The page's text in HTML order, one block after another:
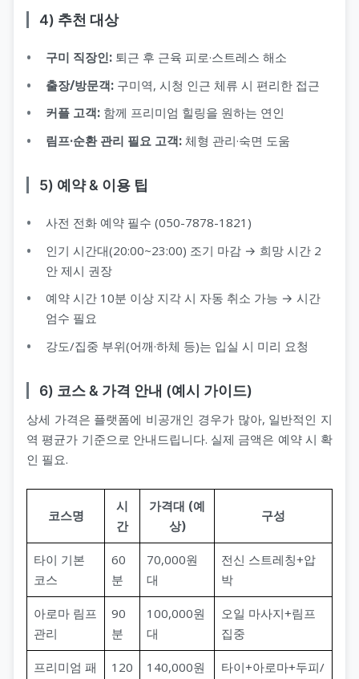
4) 추천 대상
구미 직장인: 퇴근 후 근육 피로·스트레스 해소
출장/방문객: 구미역, 시청 인근 체류 시 편리한 접근
커플 고객: 함께 프리미엄 힐링을 원하는 연인
림프·순환 관리 필요 고객: 체형 관리·숙면 도움
5) 예약 & 이용 팁
사전 전화 예약 필수 (050-7878-1821)
인기 시간대(20:00~23:00) 조기 마감 → 희망 시간 2
안 제시 권장
예약 시간 10분 이상 지각 시 자동 취소 가능 → 시간
엄수 필요
강도/집중 부위(어깨·하체 등)는 입실 시 미리 요청
6) 코스 & 가격 안내 (예시 가이드)
상세 가격은 플랫폼에 비공개인 경우가 많아, 일반적인 지
역 평균가 기준으로 안내드립니다. 실제 금액은 예약 시 확
인 필요.
코스명
시
간
가격대 (예
상)
구성
타이 기본
코스
60
분
70,000원
대
전신 스트레칭+압
박
아로마 림프
관리
90
분
100,000원
대
오일 마사지+림프
집중
프리미엄 패
120
140,000원
타이+아로마+두피/